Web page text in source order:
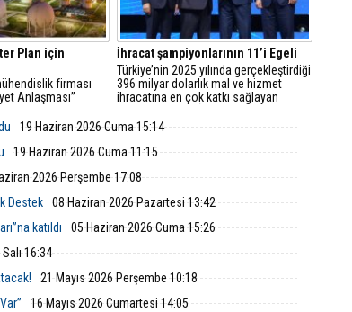
Plan için
firması
Anlaşması”
FEED
kapsıyor.
İhracat şampiyonlarının 11’i Egeli
Türkiye’nin 2025 yılında gerçekleştirdiği
396 milyar dolarlık mal ve hizmet
ihracatına en çok katkı sağlayan
tarafından düzenlenen “TİM İhracatın
19 Haziran 2026 Cuma 15:14
19 Haziran 2026 Cuma 11:15
2026 Perşembe 17:08
Destek
08 Haziran 2026 Pazartesi 13:42
katıldı
05 Haziran 2026 Cuma 15:26
16:34
21 Mayıs 2026 Perşembe 10:18
16 Mayıs 2026 Cumartesi 14:05